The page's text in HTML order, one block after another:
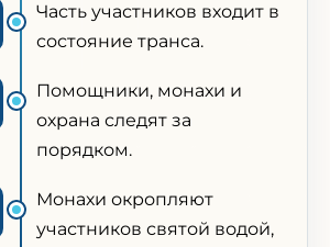
Часть участников входит в
состояние транса.
Помощники, монахи и
охрана следят за
порядком.
Монахи окропляют
участников святой водой,